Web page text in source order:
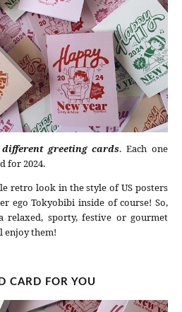
greeting cards. Each one
for 2024.
retro look in the style of US posters
ego Tokyobibi inside of course! So,
relaxed, sporty, festive or gourmet
enjoy them!
CARD FOR YOU